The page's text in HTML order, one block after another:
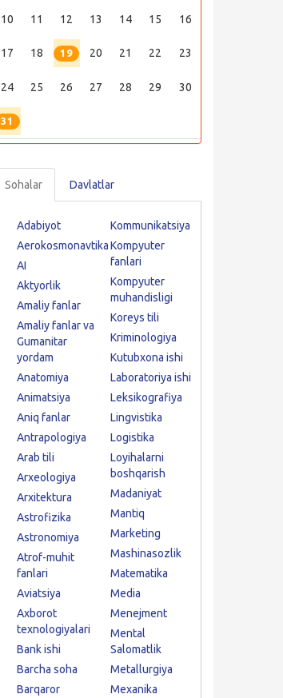
10 11 12 13 14 15 16
17 18 19 20 21 22 23
24 25 26 27 28 29 30
31
Sohalar Davlatlar
Adabiyot
Aerokosmonavtika
AI
Aktyorlik
Amaliy fanlar
Amaliy fanlar va
Gumanitar
yordam
Anatomiya
Animatsiya
Aniq fanlar
Antrapologiya
Arab tili
Arxeologiya
Arxitektura
Astrofizika
Astronomiya
Atrof-muhit
fanlari
Aviatsiya
Axborot
texnologiyalari
Bank ishi
Barcha soha
Barqaror
Kommunikatsiya
Kompyuter
fanlari
Kompyuter
muhandisligi
Koreys tili
Kriminologiya
Kutubxona ishi
Laboratoriya ishi
Leksikografiya
Lingvistika
Logistika
Loyihalarni
boshqarish
Madaniyat
Mantiq
Marketing
Mashinasozlik
Matematika
Media
Menejment
Mental
Salomatlik
Metallurgiya
Mexanika